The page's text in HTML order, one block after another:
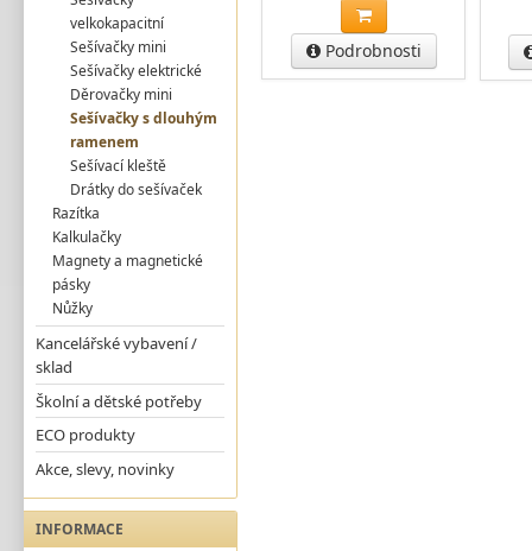
velkokapacitní
Sešívačky mini
Sešívačky elektrické
Děrovačky mini
Sešívačky s dlouhým
ramenem
Sešívací kleště
Drátky do sešívaček
Razítka
Kalkulačky
Magnety a magnetické
pásky
Nůžky
Kancelářské vybavení /
sklad
Školní a dětské potřeby
ECO produkty
Akce, slevy, novinky
INFORMACE
Podrobnosti